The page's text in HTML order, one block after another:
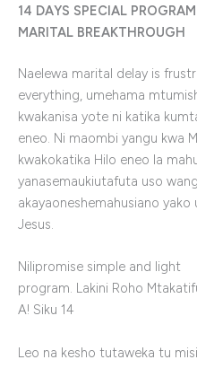
14 DAYS SPECIAL
MARITAL BREAKTHROUGH
Naelewa marital delay is
everything, umehama
kwakanisa yote ni katika
eneo. Ni maombi yangu kwa
kwakokatika Hilo eneo la
yanasemaukiutafuta uso
akayaoneshemahusiano
Jesus.
Nilipromise simple and light
program. Lakini Roho
A! Siku 14
Leo na kesho tutaweka tu